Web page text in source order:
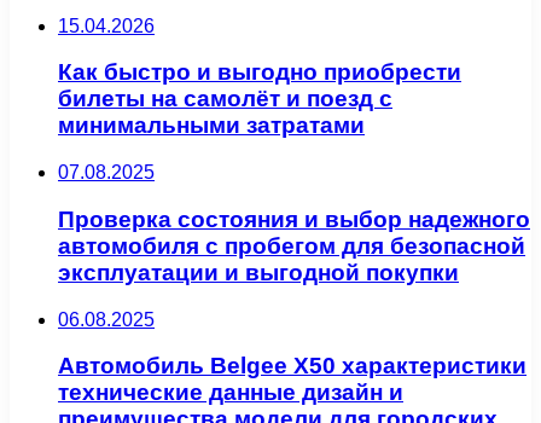
15.04.2026
Как быстро и выгодно приобрести
билеты на самолёт и поезд с
минимальными затратами
07.08.2025
Проверка состояния и выбор надежного
автомобиля с пробегом для безопасной
эксплуатации и выгодной покупки
06.08.2025
Автомобиль Belgee X50 характеристики
технические данные дизайн и